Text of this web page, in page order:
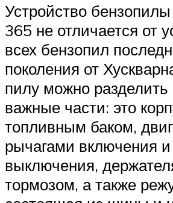
Устройство
365 не отличается от
всех бензопил
поколения от
пилу можно разделить
важные части: это
топливным баком,
рычагами включения и
выключения,
тормозом, а также